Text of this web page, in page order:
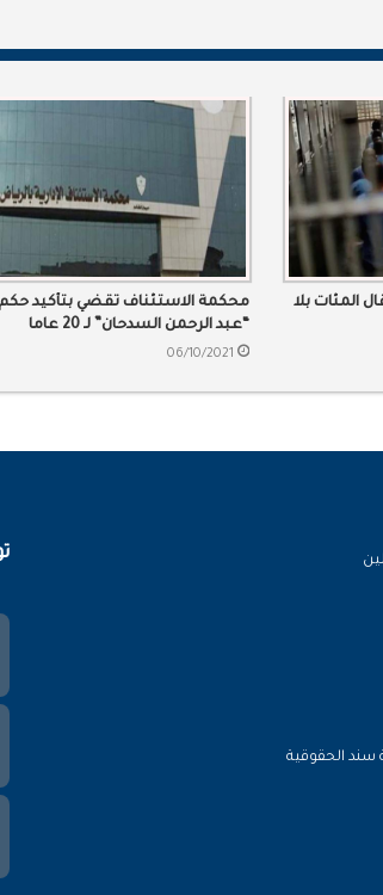
المئات بلا
محكمة الاستئناف تقضي بتأكيد
“عبد الرحمن السدحان” لـ 20 عاما
06/10/2021
سند الحقوقية